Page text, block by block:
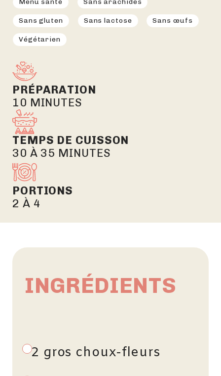
Menu santé Sans arachides
Sans gluten Sans lactose Sans œufs
Végétarien
PRÉPARATION
10 MINUTES
TEMPS DE CUISSON
30 À 35 MINUTES
PORTIONS
2 À 4
INGRÉDIENTS
2 gros choux-fleurs